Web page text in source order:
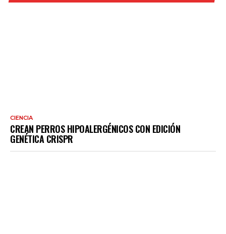
CIENCIA
CREAN PERROS HIPOALERGÉNICOS CON EDICIÓN
GENÉTICA CRISPR